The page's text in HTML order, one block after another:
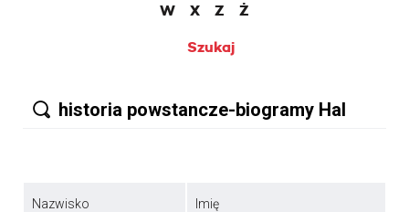
W
X Z
Ż
Szukaj
Nazwisko Imię